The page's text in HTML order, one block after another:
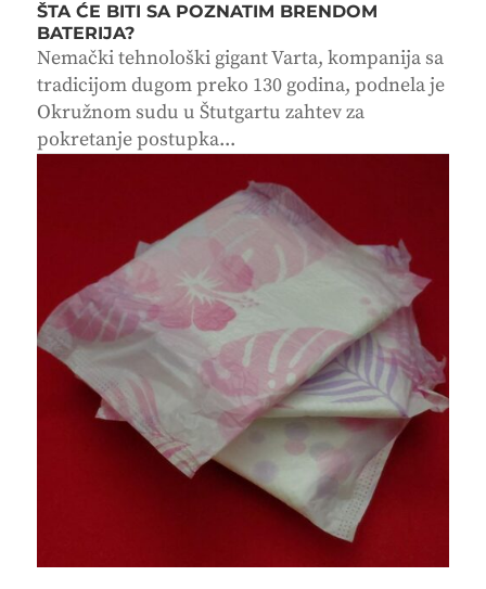
ŠTA ĆE BITI SA POZNATIM BRENDOM
BATERIJA?
Nemački tehnološki gigant Varta, kompanija sa
tradicijom dugom preko 130 godina, podnela je
Okružnom sudu u Štutgartu zahtev za
pokretanje postupka...